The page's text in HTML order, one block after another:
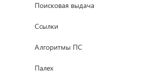
Поисковая выдача
Ссылки
Алгоритмы ПС
Палех